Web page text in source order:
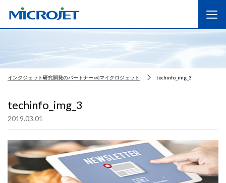
インクジェット研究開発のパートナー ㈱マイクロジェット techinfo_img_3
techinfo_img_3
2019.03.01